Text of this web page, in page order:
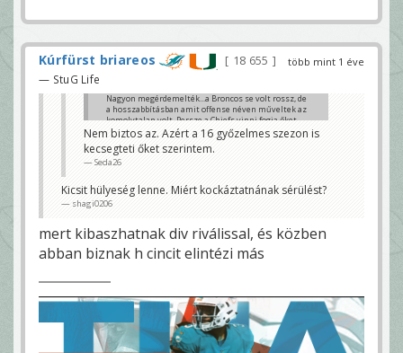
több mint 1 éve
Kúrfürst briareos 18 655
— StuG Life
Nagyon megérdemelték...a Broncos se volt rossz, de
a hosszabbításban amit offense néven műveltek az
komolytalan volt. Persze a Chiefs vinni fogja őket,
mert fosnak Burrow-tól 😊
Nem biztos az. Azért a 16 győzelmes szezon is
kecsegteti őket szerintem.
Seda26
Kicsit hülyeség lenne. Miért kockáztatnának sérülést?
shagi0206
mert kibaszhatnak div riválissal, és közben
abban biznak h cincit elintézi más